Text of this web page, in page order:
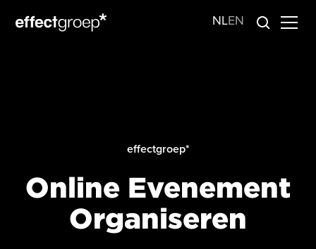
NLEN
effectgroep*
Online Evenement
Organiseren